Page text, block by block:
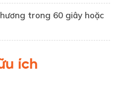
trong 60 giây hoặc
ích